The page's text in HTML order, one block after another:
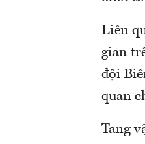
Liên
gian
đội
quan
Tang